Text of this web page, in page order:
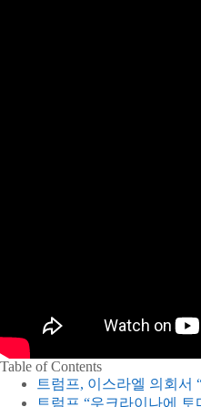
Table of Contents
트럼프, 이스라엘 의회서
트럼프 “우크라이나에